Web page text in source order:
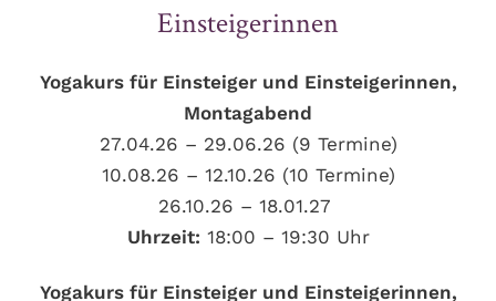
Einsteigerinnen
Yogakurs für Einsteiger und Einsteigerinnen,
Montagabend
27.04.26 – 29.06.26 (9 Termine)
10.08.26 – 12.10.26 (10 Termine)
26.10.26 – 18.01.27
Uhrzeit: 18:00 – 19:30 Uhr
Yogakurs für Einsteiger und Einsteigerinnen,